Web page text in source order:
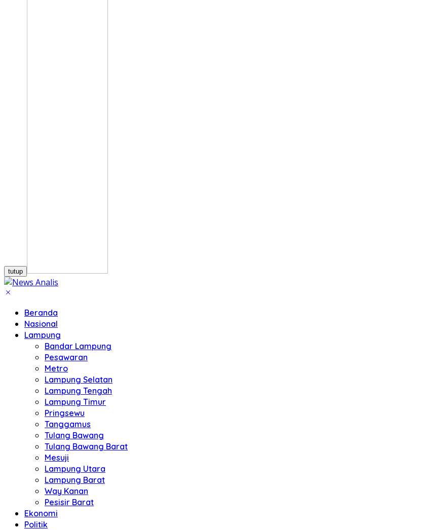
tutup
Beranda
Nasional
Lampung
Bandar Lampung
Pesawaran
Metro
Lampung Selatan
Lampung Tengah
Lampung Timur
Pringsewu
Tanggamus
Tulang Bawang
Tulang Bawang Barat
Mesuji
Lampung Utara
Lampung Barat
Way Kanan
Pesisir Barat
Ekonomi
Politik